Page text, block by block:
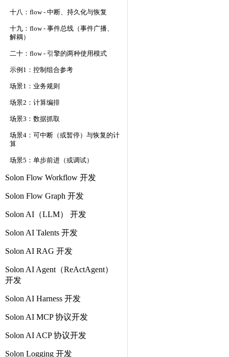
十八：flow - 中断、持久化与恢复
十九：flow - 事件总线（事件广播、
解耦）
二十：flow - 引擎的两种使用模式
示例1：控制组合参考
场景1：业务规则
场景2：计算编排
场景3：数据抓取
场景4：可中断（或暂停）与恢复的计
算
场景5：单步前进（或调试）
Solon Flow Workflow 开发
Solon Flow Graph 开发
Solon AI（LLM） 开发
Solon AI Talents 开发
Solon AI RAG 开发
Solon AI Agent（ReActAgent）
开发
Solon AI Harness 开发
Solon AI MCP 协议开发
Solon AI ACP 协议开发
Solon Logging 开发